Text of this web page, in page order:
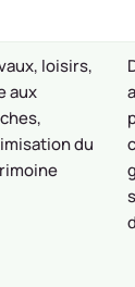
loisirs,
aux
du